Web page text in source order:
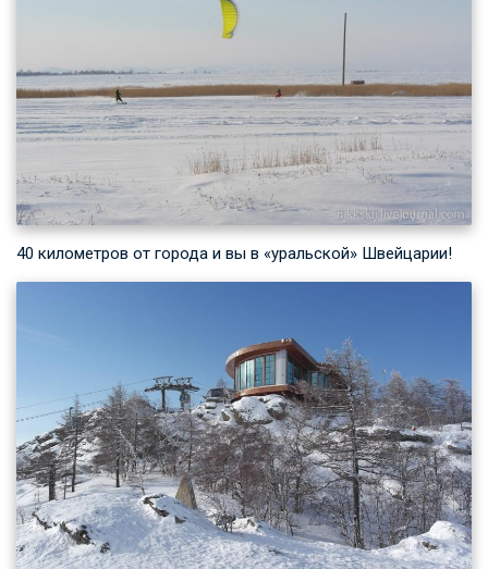
40 километров от города и вы в «уральской» Швейцарии!